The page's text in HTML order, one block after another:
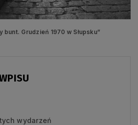
bunt. Grudzień 1970 w Słupsku”
wydarzeń